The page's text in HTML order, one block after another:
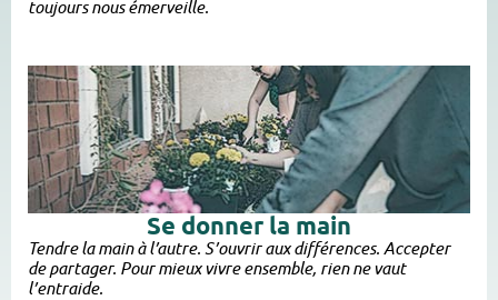
toujours nous émerveille.
Se donner la main
Tendre la main à l’autre. S’ouvrir aux différences. Accepter
de partager. Pour mieux vivre ensemble, rien ne vaut
l’entraide.